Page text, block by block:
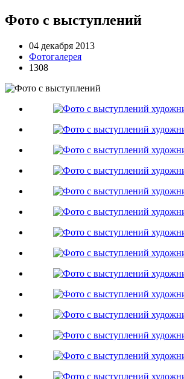
Фото с выступлений
04 декабря 2013
Фотогалерея
1308